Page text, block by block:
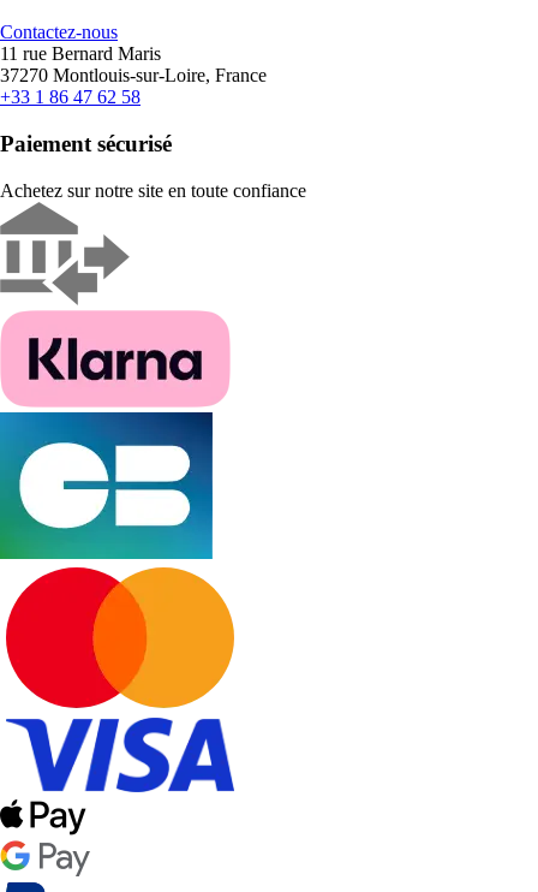
Contactez-nous
11 rue Bernard Maris
37270 Montlouis-sur-Loire, France
+33 1 86 47 62 58
Paiement sécurisé
Achetez sur notre site en toute confiance